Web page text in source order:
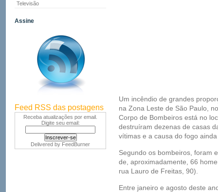
Televisão
Assine
Feed RSS das postagens
Receba atualizações por email.
Digite seu email:
Delivered by FeedBurner
Um incêndio de grandes
na Zona Leste de São Paulo,
Corpo de Bombeiros está no
destruíram dezenas de casas
vítimas e a causa do fogo
Segundo os bombeiros, foram
de, aproximadamente, 66
rua Lauro de Freitas, 90).
Entre janeiro e agosto deste